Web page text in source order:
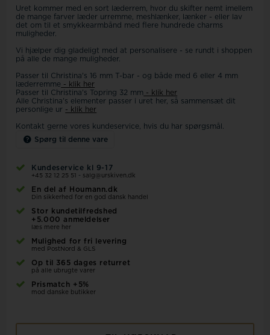
Uret kommer med en sort læderrem, hvor du skifter nemt imellem
de mange farver læder urremme, meshlænker, lænker - eller lav
det om til et smykkearmbånd med flere hundrede charms
muligheder.
Vi hjælper dig gladeligt med at personalisere - se rundt i shoppen
på alle de mange muligheder.
Passer til Christina's 16 mm T-bar - og både med 6 eller 4 mm
læderremme - klik her
Passer til Christina's Topring 32 mm - klik her
Alle Christina's elementer passer i uret her, så sammensæt dit
personlige ur - klik her
Kontakt gerne vores kundeservice, hvis du har spørgsmål.
Spørg til denne vare
Kundeservice kl 9-17
+45 32 12 25 51 - salg@urskiven.dk
En del af Houmann.dk
Din sikkerhed for en god dansk handel
Stor kundetilfredshed
+5.000 anmeldelser
læs mere her
Mulighed for fri levering
med PostNord & GLS
Op til 365 dages returret
på alle ubrugte varer
Prismatch +5%
mod danske butikker